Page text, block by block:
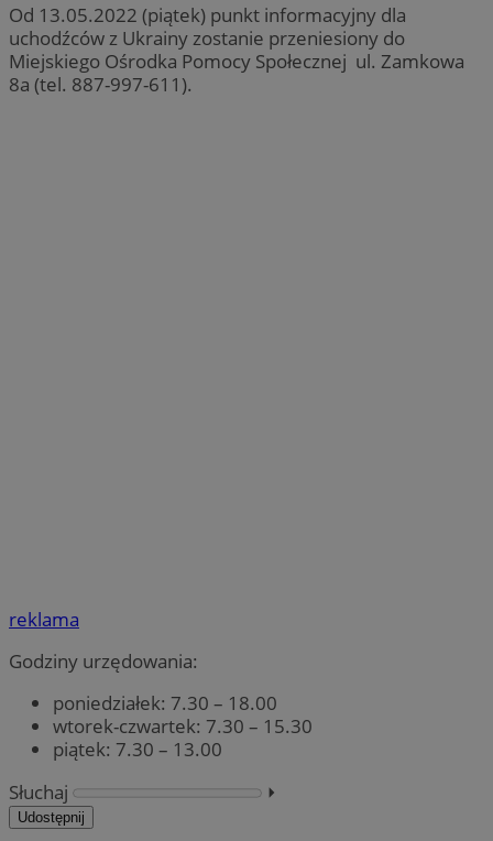
Od 13.05.2022 (piątek) punkt informacyjny dla
uchodźców z Ukrainy zostanie przeniesiony do
Miejskiego Ośrodka Pomocy Społecznej ul. Zamkowa
8a (tel. 887-997-611).
reklama
Godziny urzędowania:
poniedziałek: 7.30 – 18.00
wtorek-czwartek: 7.30 – 15.30
piątek: 7.30 – 13.00
Słuchaj
⏵︎
Udostępnij